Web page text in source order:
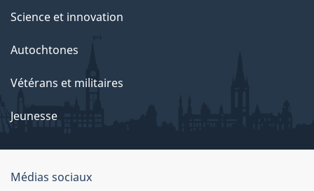
Science et innovation
Autochtones
Vétérans et militaires
Jeunesse
Médias sociaux